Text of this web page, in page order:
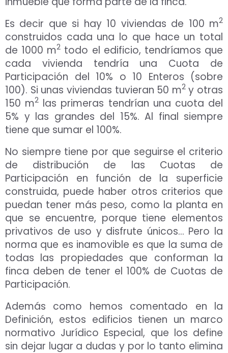
Es decir que si hay 10 viviendas de 100 m2
construidos cada una lo que hace un total
de 1000 m2 todo el edificio, tendríamos que
cada vivienda tendría una Cuota de
Participación del 10% o 10 Enteros (sobre
100). Si unas viviendas tuvieran 50 m2y otras
150 m2 las primeras tendrían una cuota del
5% y las grandes del 15%. Al final siempre
tiene que sumar el 100%.
No siempre tiene por que seguirse el criterio
de distribución de las Cuotas de
Participación en función de la superficie
construida, puede haber otros criterios que
puedan tener más peso, como la planta en
que se encuentre, porque tiene elementos
privativos de uso y disfrute únicos… Pero la
norma que es inamovible es que la suma de
todas las propiedades que conforman la
finca deben de tener el 100% de Cuotas de
Participación.
Además como hemos comentado en la
Definición, estos edificios tienen un marco
normativo Jurídico Especial, que los define
sin dejar lugar a dudas y por lo tanto elimina